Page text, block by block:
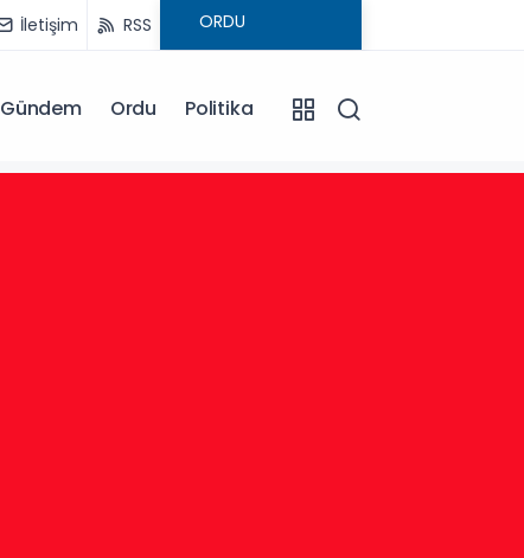
İletişim RSS
Gündem Ordu Politika